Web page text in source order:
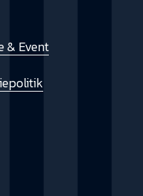
& Event